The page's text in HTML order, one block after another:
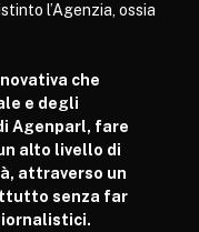
l’Agenzia, ossia
che
e degli
Agenparl, fare
alto livello di
attraverso un
senza far